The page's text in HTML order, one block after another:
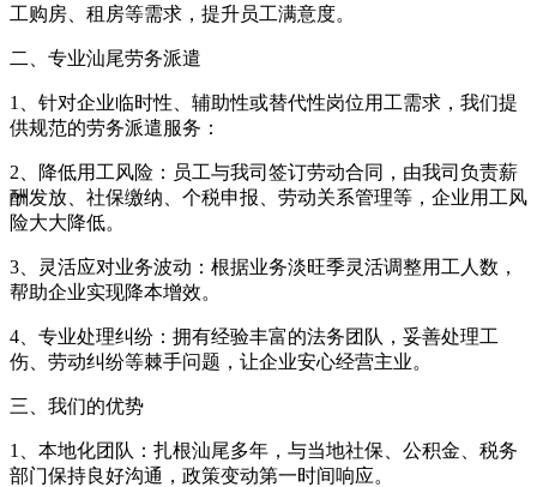
工购房、租房等需求，提升员工满意度。
二、专业汕尾劳务派遣
1、针对企业临时性、辅助性或替代性岗位用工需求，我们提
供规范的劳务派遣服务：
2、降低用工风险：员工与我司签订劳动合同，由我司负责薪
酬发放、社保缴纳、个税申报、劳动关系管理等，企业用工风
险大大降低。
3、灵活应对业务波动：根据业务淡旺季灵活调整用工人数，
帮助企业实现降本增效。
4、专业处理纠纷：拥有经验丰富的法务团队，妥善处理工
伤、劳动纠纷等棘手问题，让企业安心经营主业。
三、我们的优势
1、本地化团队：扎根汕尾多年，与当地社保、公积金、税务
部门保持良好沟通，政策变动第一时间响应。